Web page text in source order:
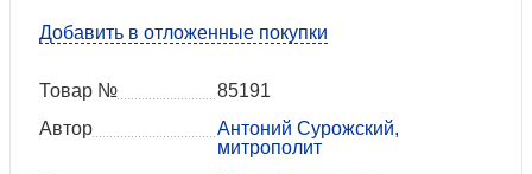
Добавить в отложенные покупки
Товар №
85191
Автор
Антоний Сурожский,
митрополит